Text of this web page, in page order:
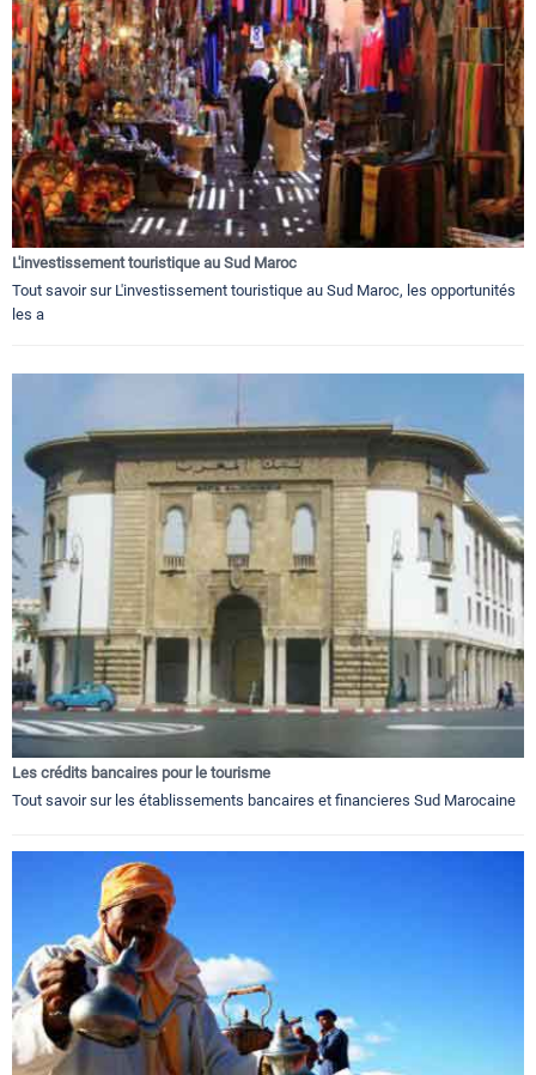
L'investissement touristique au Sud Maroc
Tout savoir sur L'investissement touristique au Sud Maroc, les opportunités
les a
Les crédits bancaires pour le tourisme
Tout savoir sur les établissements bancaires et financieres Sud Marocaine